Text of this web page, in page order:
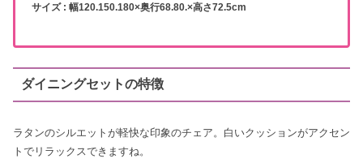
サイズ : 幅120.150.180×奥行68.80.×高さ72.5cm
ダイニングセットの特徴
ラタンのシルエットが軽快な印象のチェア。白いクッションがアクセン
トでリラックスできますね。